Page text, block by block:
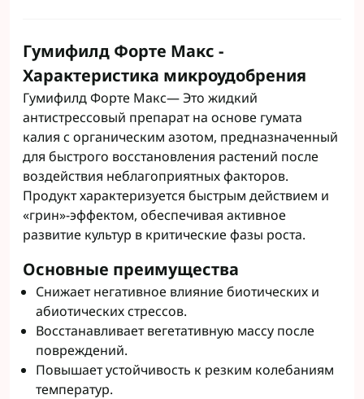
Гумифилд Форте Макс -
Характеристика микроудобрения
Гумифилд Форте Макс— Это жидкий
антистрессовый препарат на основе гумата
калия с органическим азотом, предназначенный
для быстрого восстановления растений после
воздействия неблагоприятных факторов.
Продукт характеризуется быстрым действием и
«грин»-эффектом, обеспечивая активное
развитие культур в критические фазы роста.
Основные преимущества
Снижает негативное влияние биотических и
абиотических стрессов.
Восстанавливает вегетативную массу после
повреждений.
Повышает устойчивость к резким колебаниям
температур.